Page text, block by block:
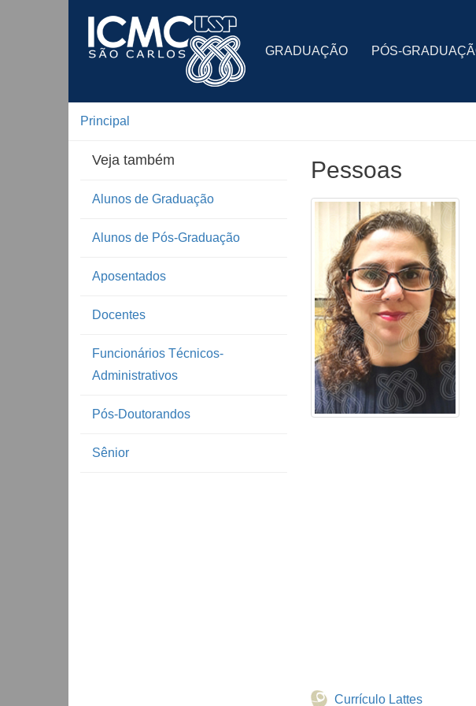
GRADUAÇÃO PÓS-
Principal
Veja também
Alunos de Graduação
Alunos de Pós-Graduação
Aposentados
Docentes
Funcionários Técnicos-
Administrativos
Pós-Doutorandos
Sênior
Pessoas
Currículo Lattes